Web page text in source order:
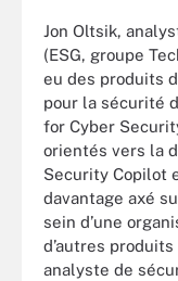
Jon Oltsik,
(ESG, groupe
eu des produits
pour la sécurité
for Cyber
orientés vers la
Security Copilot
davantage axé
sein d’une
d’autres
analyste de